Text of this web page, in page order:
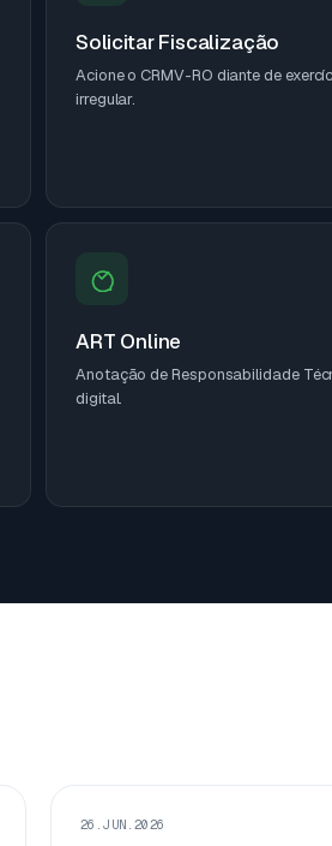
Solicitar Fiscalização
Acione o CRMV-RO diante de
irregular.
ART Online
Anotação de Responsabilidade
digital.
DESTAQUE
26.JUN.2026